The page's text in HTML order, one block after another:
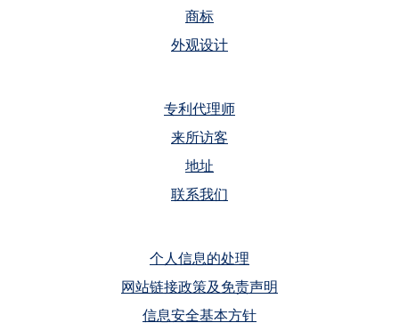
商标
外观设计
专利代理师
来所访客
地址
联系我们
个人信息的处理
网站链接政策及免责声明
信息安全基本方针